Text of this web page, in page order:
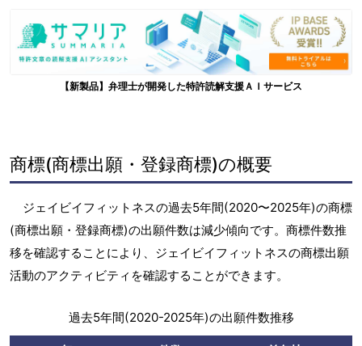
【新製品】弁理士が開発した特許読解支援ＡＩサービス
商標(商標出願・登録商標)の概要
ジェイビイフィットネスの過去5年間(2020〜2025年)の商標
(商標出願・登録商標)の出願件数は減少傾向です。商標件数推
移を確認することにより、ジェイビイフィットネスの商標出願
活動のアクティビティを確認することができます。
過去5年間(2020-2025年)の出願件数推移